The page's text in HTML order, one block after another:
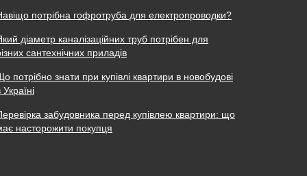
потрібна гофротруба для електропроводки?
діаметр каналізаційних труб потрібен для
сантехнічних приладів
потрібно знати при купівлі квартири в новобудові
Україні
забудовника перед купівлею квартири: що
насторожити покупця